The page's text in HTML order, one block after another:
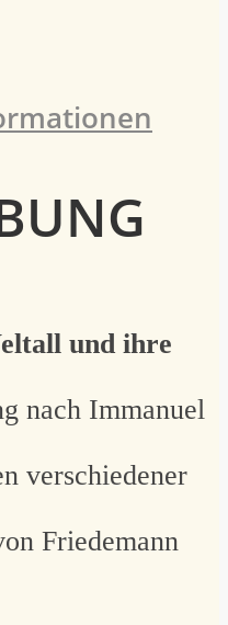
und ihre
nach Immanuel
verschiedener
Friedemann